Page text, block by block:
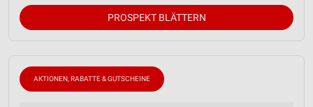
PROSPEKT BLÄTTERN
AKTIONEN, RABATTE & GUTSCHEINE